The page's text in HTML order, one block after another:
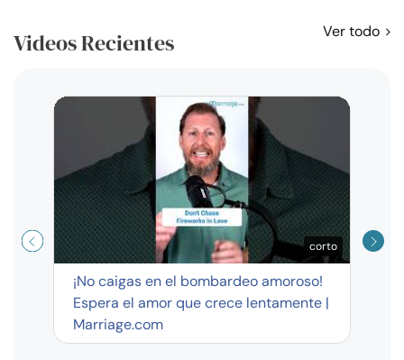
Videos Recientes Ver todo
corto
¡No caigas en el bombardeo amoroso!
Espera el amor que crece lentamente |
Marriage.com